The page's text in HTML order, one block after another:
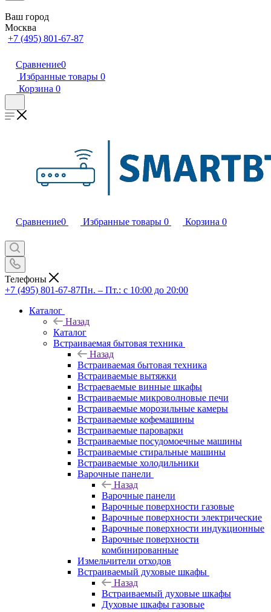
Ваш город
Москва
+7 (495) 801-67-87
Сравнение0
Избранные товары 0
Корзина 0
Сравнение0 Избранные товары 0 Корзина 0
Телефоны
+7 (495) 801-67-87Пн. – Пт.: с 10:00 до 20:00
Каталог
Назад
Каталог
Встраиваемая бытовая техника
Назад
Встраиваемая бытовая техника
Встраиваемые вытяжки
Встраеваемые винные шкафы
Встраиваемые микроволновые печи
Встраиваемые морозильные камеры
Встраиваемые кофемашины
Встраиваемые пароварки
Встраиваемые посудомоечные машины
Встраиваемые стиральные машины
Встраиваемые холодильники
Варочные панели
Назад
Варочные панели
Варочные поверхности газовые
Варочные поверхности электрические
Варочные поверхности индукционные
Варочные поверхности
комбинированные
Измельчители отходов
Встраиваемый духовые шкафы
Назад
Встраиваемый духовые шкафы
Духовые шкафы газовые